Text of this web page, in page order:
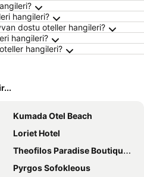
hangileri?
dostu oteller hangileri?
hangileri?
hangileri?
Kumada Otel Beach
Loriet Hotel
Theofilos Paradise Boutique Hotel
Pyrgos Sofokleous